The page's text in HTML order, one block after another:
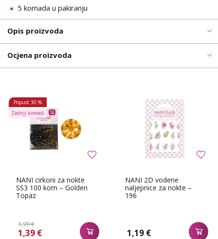
5 komada u pakiranju
Opis proizvoda
Ocjena proizvoda
NANI cirkoni za nokte
SS3 100 kom – Golden
Topaz
1,99 €
1,39 €
Popust 30 %
Zadnji komadi
NANI 2D vodene
naljepnice za nokte –
196
1,19 €